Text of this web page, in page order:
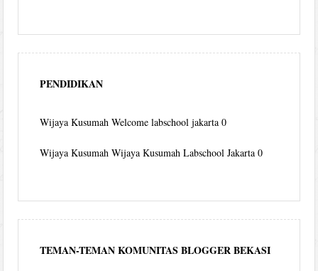
PENDIDIKAN
Wijaya Kusumah Welcome labschool jakarta 0
Wijaya Kusumah Wijaya Kusumah Labschool Jakarta 0
TEMAN-TEMAN KOMUNITAS BLOGGER BEKASI